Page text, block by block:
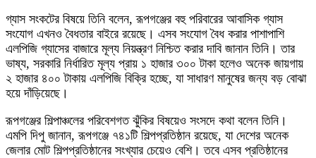
গ্যাস সংকটের বিষয়ে তিনি বলেন, রূপগঞ্জের বহু পরিবারের আবাসিক গ্যাস
সংযোগ এখনও বৈধতার বাইরে রয়েছে। এসব সংযোগ বৈধ করার পাশাপাশি
এলপিজি গ্যাসের বাজারে মূল্য নিয়ন্ত্রণ নিশ্চিত করার দাবি জানান তিনি। তার
ভাষ্য, সরকারি নির্ধারিত মূল্য প্রায় ১ হাজার ৩০০ টাকা হলেও অনেক জায়গায়
২ হাজার ৪০০ টাকায় এলপিজি বিক্রি হচ্ছে, যা সাধারণ মানুষের জন্য বড় বোঝা
হয়ে দাঁড়িয়েছে।
রূপগঞ্জের শিল্পাঞ্চলের পরিবেশগত ঝুঁকির বিষয়েও সংসদে কথা বলেন তিনি।
এমপি দিপু জানান, রূপগঞ্জে ৭৪১টি শিল্পপ্রতিষ্ঠান রয়েছে, যা দেশের অনেক
জেলার মোট শিল্পপ্রতিষ্ঠানের সংখ্যার চেয়েও বেশি। তবে এসব প্রতিষ্ঠানের